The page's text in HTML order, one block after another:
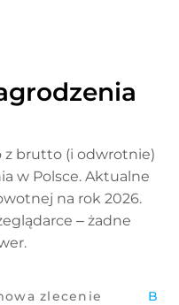
brutto (i odwrotnie)
w Polsce. Aktualne
na rok 2026.
– żadne
zlecenie B2B